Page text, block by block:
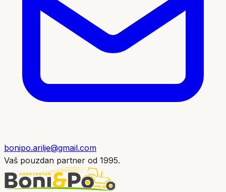
bonipo.arilje@gmail.com
Vaš pouzdan partner od 1995.